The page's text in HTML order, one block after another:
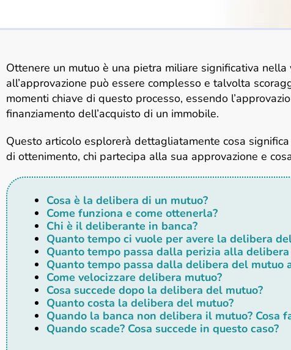
Ottenere un mutuo è una pietra miliare significativa
all’approvazione può essere complesso e talvolta
momenti chiave di questo processo, essendo
finanziamento dell’acquisto di un immobile.
Questo articolo esplorerà dettagliatamente cosa
di ottenimento, chi partecipa alla sua approvazione e
Cosa è la delibera di un mutuo?
Come funziona e come ottenerla?
Chi è il deliberante in banca?
Quanto tempo ci vuole per avere la delibera
Quanto tempo passa dalla perizia alla
Quanto tempo passa dalla delibera del mutuo
Come velocizzare delibera mutuo?
Cosa succede dopo la delibera del mutuo?
Quanto costa la delibera del mutuo?
Quando la banca non delibera il mutuo? Cosa
Quando scade? Cosa succede in questo caso?